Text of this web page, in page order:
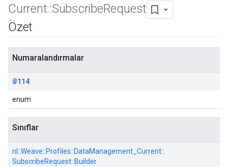
Current::SubscribeRequest
Özet
Numaralandırmalar
@114
enum
Sınıflar
nl::Weave::Profiles::DataManagement_Current::
SubscribeRequest::Builder